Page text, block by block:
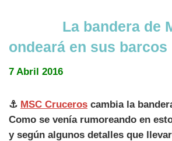
La bandera de
ondeará en sus barcos
7 Abril 2016
⚓ MSC Cruceros cambia la
Como se venía rumoreando en
y según algunos detalles que